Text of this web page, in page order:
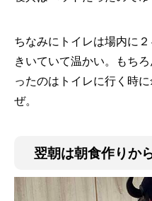
ちなみにトイレは場内に
きいていて温かい。もち
ったのはトイレに行く時
ぜ。
翌朝は朝食作りか